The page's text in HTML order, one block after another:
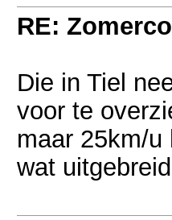
RE:
Die in Tiel
voor te
maar 25km/
wat